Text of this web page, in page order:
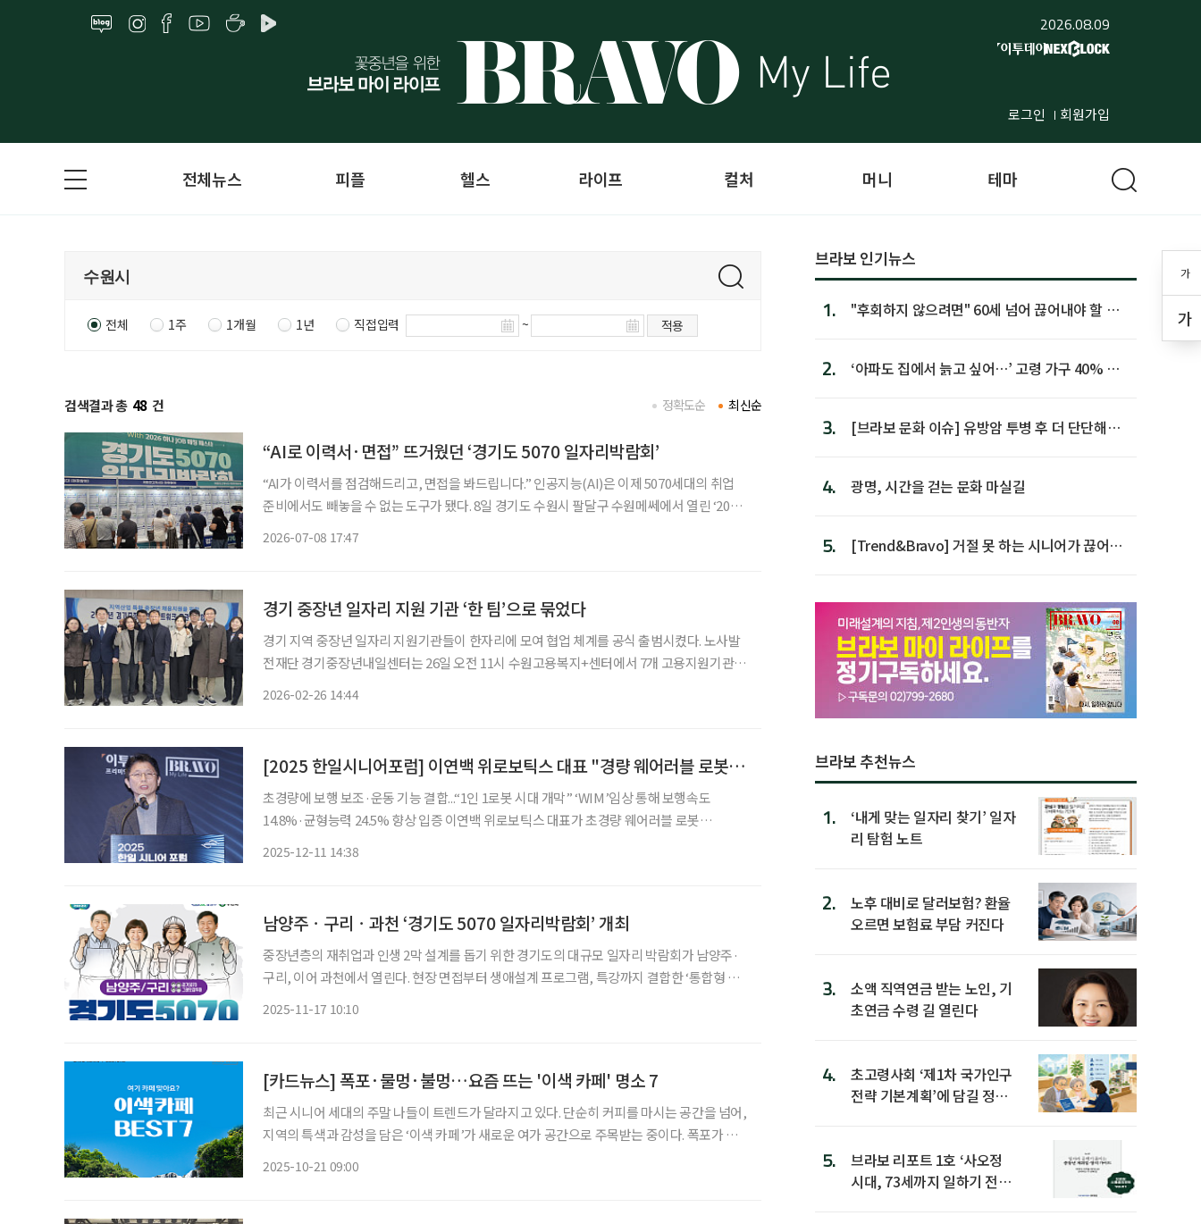
2026.08.09
로그인 회원가입
가
가
전체뉴스 피플 헬스 라이프 컬처 머니 테마
전체 1주 1개월 1년 직접입력 ~ 적용
검색결과 총 48 건 최신순
정확도순
“AI로 이력서·면접” 뜨거웠던 ‘경기도 5070 일자리박람회’
“AI가 이력서를 점검해드리고, 면접을 봐드립니다.” 인공지능(AI)은 이제 5070세대의 취업
준비에서도 빼놓을 수 없는 도구가 됐다. 8일 경기도 수원시 팔달구 수원메쎄에서 열린 ‘2026
2026-07-08 17:47
경기 중장년 일자리 지원 기관 ‘한 팀’으로 묶었다
경기 지역 중장년 일자리 지원기관들이 한자리에 모여 협업 체계를 공식 출범시켰다. 노사발
전재단 경기중장년내일센터는 26일 오전 11시 수원고용복지+센터에서 7개 고용지원기관과
2026-02-26 14:44
[2025 한일시니어포럼] 이연백 위로보틱스 대표 "경량 웨어러블 로봇, 1인 1로봇 시대 연다"
초경량에 보행 보조·운동 기능 결합...“1인 1로봇 시대 개막” ‘WIM’임상 통해 보행속도
14.8%·균형능력 24.5% 향상 입증 이연백 위로보틱스 대표가 초경량 웨어러블 로봇
2025-12-11 14:38
남양주ㆍ구리ㆍ과천 ‘경기도 5070 일자리박람회’ 개최
중장년층의 재취업과 인생 2막 설계를 돕기 위한 경기도의 대규모 일자리 박람회가 남양주·
구리, 이어 과천에서 열린다. 현장 면접부터 생애설계 프로그램, 특강까지 결합한 ‘통합형 일
2025-11-17 10:10
[카드뉴스] 폭포·물멍·불멍…요즘 뜨는 '이색 카페' 명소 7
최근 시니어 세대의 주말 나들이 트렌드가 달라지고 있다. 단순히 커피를 마시는 공간을 넘어,
지역의 특색과 감성을 담은 ‘이색 카페’가 새로운 여가 공간으로 주목받는 중이다. 폭포가 내
2025-10-21 09:00
브라보 인기뉴스
1.
"후회하지 않으려면" 60세 넘어 끊어내야 할 사
2.
‘아파도 집에서 늙고 싶어…’ 고령 가구 40% 노
3.
[브라보 문화 이슈] 유방암 투병 후 더 단단해진
4. 광명, 시간을 걷는 문화 마실길
5.
[Trend&Bravo] 거절 못 하는 시니어가 끊어야
브라보 추천뉴스
1.
‘내게 맞는 일자리 찾기’ 일자
리 탐험 노트
2.
노후 대비로 달러보험? 환율
오르면 보험료 부담 커진다
3.
소액 직역연금 받는 노인, 기
초연금 수령 길 열린다
4.
초고령사회 ‘제1차 국가인구
전략 기본계획’에 담길 정책
5.
브라보 리포트 1호 ‘사오정
시대, 73세까지 일하기 전략’